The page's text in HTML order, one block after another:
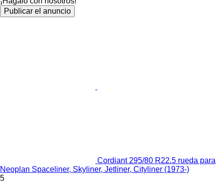
Publicar el anuncio
Cordiant 295/80 R22.5 rueda para
Neoplan Spaceliner, Skyliner, Jetliner, Cityliner (1973-)
5